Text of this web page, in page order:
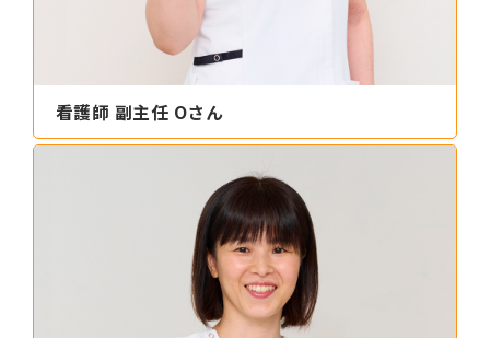
看護師 副主任 Oさん